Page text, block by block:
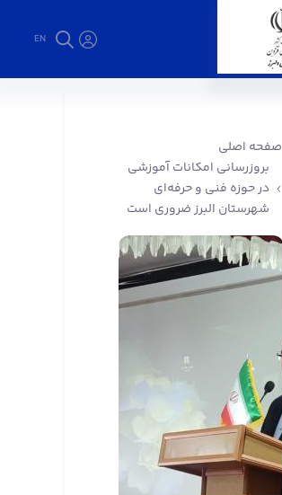
EN
صفحه اصلی
بروزرسانی امکانات آموزشی
در حوزه فنی و حرفه‌ای
شهرستان البرز ضروری است